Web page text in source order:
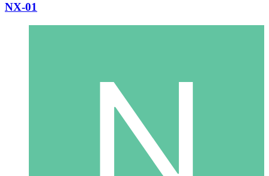
NX-01